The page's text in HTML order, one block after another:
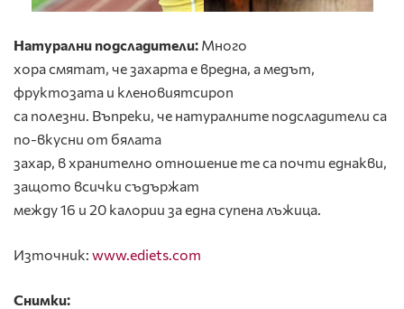
Натурални подсладители: Много
хора смятат, че захарта е вредна, а медът,
фруктозата и кленовиятсироп
са полезни. Въпреки, че натуралните подсладители са
по-вкусни от бялата
захар, в хранително отношение те са почти еднакви,
защото всички съдържат
между 16 и 20 калории за една супена лъжица.
Източник: www.ediets.com
Снимки: